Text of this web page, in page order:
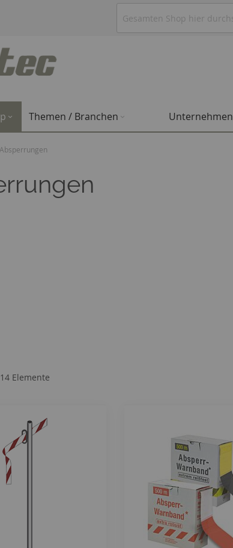
Themen / Branchen Unternehmen
Absperrungen
14Elemente